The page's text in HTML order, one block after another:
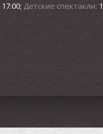
17:00; Детские спектакли: